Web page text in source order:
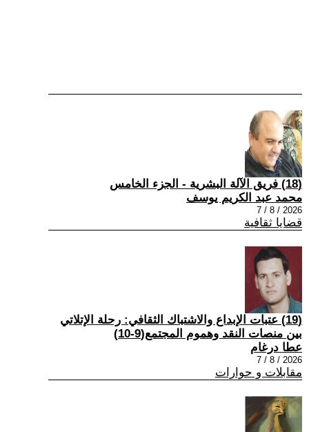
(18) فريق الآلة البشرية - الجزء الخامس
محمد عبد الكريم يوسف
2026 / 8 / 7
قضايا ثقافية
(19) عتبات الإبداع والاشتباك الثقافي: رحلة الإتلاتي
بين منصات النقد وهموم المجتمع(9-10)
عطا درغام
2026 / 8 / 7
مقابلات و حوارات